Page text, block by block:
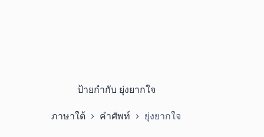
ป้ายกำกับ ยุ่งยากใจ
ภาษาใต้ คำศัพท์ ยุ่งยากใจ